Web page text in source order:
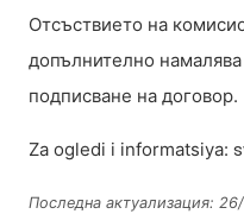
Отсъствието на
допълнително
подписване на договор.
Za ogledi i informatsiya:
Последна актуализация: